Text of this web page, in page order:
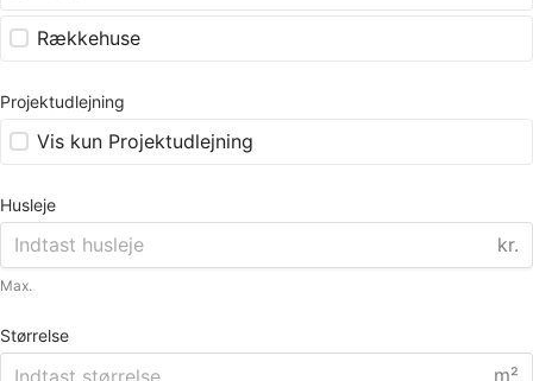
Rækkehuse
Projektudlejning
Vis kun Projektudlejning
Husleje
kr.
Max.
Størrelse
m²